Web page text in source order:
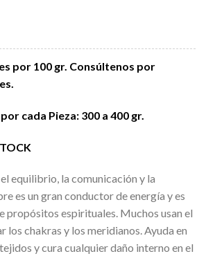
por 100 gr. Consúltenos por
cada Pieza: 300 a 400 gr.
equilibrio, la comunicación y la
es un gran conductor de energía y es
propósitos espirituales. Muchos usan el
los chakras y los meridianos. Ayuda en
y cura cualquier daño interno en el